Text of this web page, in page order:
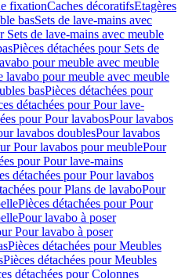
fixationCaches décoratifsEtagères
basSets de lave-mains avec
Sets de lave-mains avec meuble
Pièces détachées pour Sets de
pour meuble avec meuble
lavabo pour meuble avec meuble
basPièces détachées pour
détachées pour Pour lave-
pour Pour lavabosPour lavabos
lavabos doublesPour lavabos
Pour lavabos pour meublePour
pour Pour lave-mains
détachées pour Pour lavabos
pour Plans de lavaboPour
Pièces détachées pour Pour
Pour lavabo à poser
Pour lavabo à poser
Pièces détachées pour Meubles
Pièces détachées pour Meubles
détachées pour Colonnes